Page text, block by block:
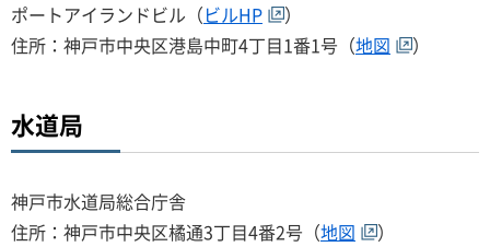
ポートアイランドビル（ビルHP
）
住所：神戸市中央区港島中町4丁目1番1号（地図 ）
水道局
神戸市水道局総合庁舎
住所：神戸市中央区橘通3丁目4番2号（地図 ）